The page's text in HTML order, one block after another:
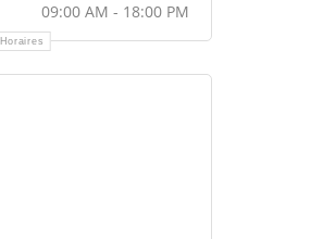
09:00 AM - 18:00 PM
Horaires